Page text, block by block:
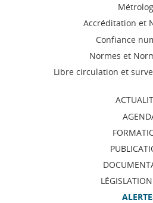
navigation
Accréditation et
Confiance
Normes et
Libre circulation et